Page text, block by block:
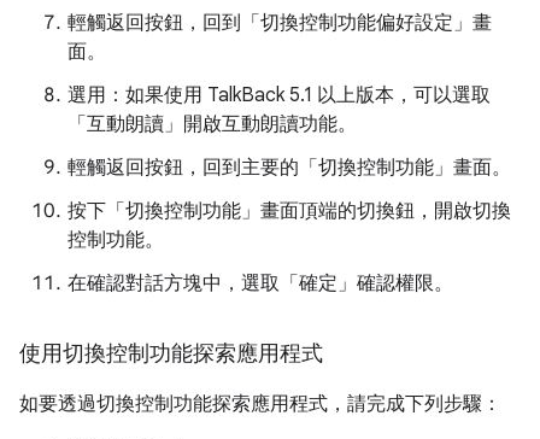
輕觸返回按鈕，回到「切換控制功能偏好設定」畫
面。
選用：如果使用 TalkBack 5.1 以上版本，可以選取
「互動朗讀」 開啟互動朗讀功能。
輕觸返回按鈕，回到主要的「切換控制功能」畫面。
按下「切換控制功能」畫面頂端的切換鈕 ，開啟切換
控制功能。
在確認對話方塊中，選取「確定」 確認權限。
使用切換控制功能探索應用程式
如要透過切換控制功能探索應用程式，請完成下列步驟：